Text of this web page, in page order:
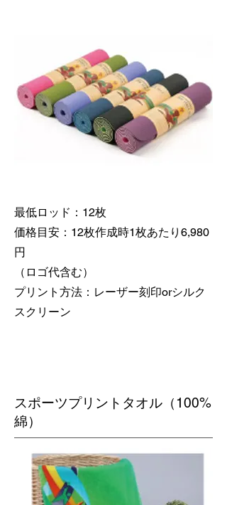
最低ロッド：12枚
価格目安：12枚作成時1枚あたり6,980
円
（ロゴ代含む）
​プリント方法：レーザー刻印orシルク
スクリーン
​スポーツプリントタオル（100%
綿）